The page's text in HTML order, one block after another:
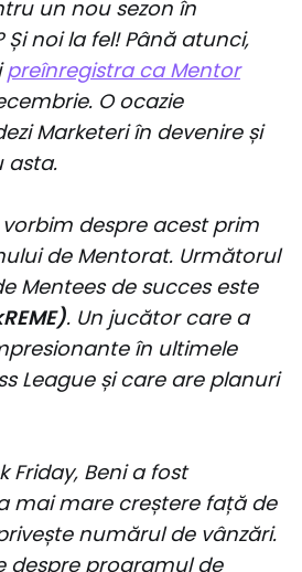
un nou sezon în
Și noi la fel! Până atunci,
preînregistra ca Mentor
O ocazie
Marketeri în devenire și
asta.
despre acest prim
de Mentorat. Următorul
Mentees de succes este
. Un jucător care a
în ultimele
League și care are planuri
Friday, Beni a fost
mai mare creștere față de
numărul de vânzări.
despre programul de